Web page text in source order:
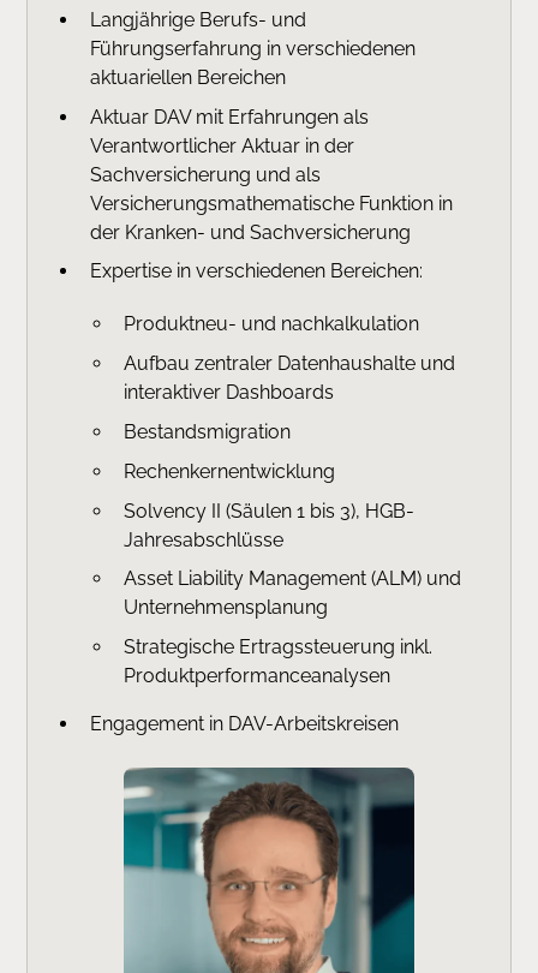
Langjährige Berufs- und
Führungserfahrung in verschiedenen
aktuariellen Bereichen
Aktuar DAV mit Erfahrungen als
Verantwortlicher Aktuar in der
Sachversicherung und als
Versicherungsmathematische Funktion in
der Kranken- und Sachversicherung
Expertise in verschiedenen Bereichen:
Produktneu- und nachkalkulation
Aufbau zentraler Datenhaushalte und
interaktiver Dashboards
Bestandsmigration
Rechenkernentwicklung
Solvency II (Säulen 1 bis 3), HGB-
Jahresabschlüsse
Asset Liability Management (ALM) und
Unternehmensplanung
Strategische Ertragssteuerung inkl.
Produktperformanceanalysen
Engagement in DAV-Arbeitskreisen